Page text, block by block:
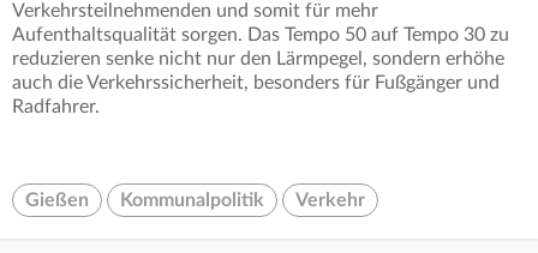
Verkehrsteilnehmenden und somit für mehr
Aufenthaltsqualität sorgen. Das Tempo 50 auf Tempo 30 zu
reduzieren senke nicht nur den Lärmpegel, sondern erhöhe
auch die Verkehrssicherheit, besonders für Fußgänger und
Radfahrer.
Gießen Kommunalpolitik Verkehr